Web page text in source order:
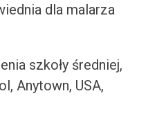
dla malarza
szkoły średniej,
Anytown, USA,